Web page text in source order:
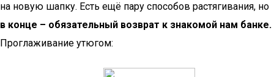
на новую шапку. Есть ещё пару способов растягивания, но
в конце – обязательный возврат к знакомой нам банке.
Проглаживание утюгом: